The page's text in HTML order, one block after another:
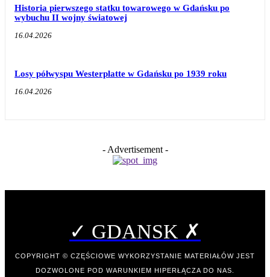
Historia pierwszego statku towarowego w Gdańsku po
wybuchu II wojny światowej
16.04.2026
Losy półwyspu Westerplatte w Gdańsku po 1939 roku
16.04.2026
- Advertisement -
✓ GDANSK ✗
COPYRIGHT © CZĘŚCIOWE WYKORZYSTANIE MATERIAŁÓW JEST
DOZWOLONE POD WARUNKIEM HIPERŁĄCZA DO NAS.